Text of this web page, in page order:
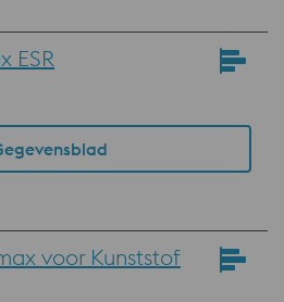
ESR
voor Kunststof